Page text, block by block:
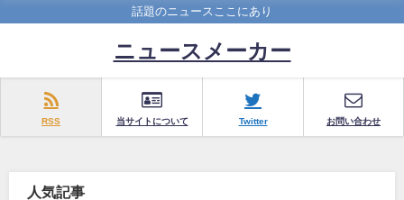
話題のニュースここにあり
ニュースメーカー
RSS 当サイトについて Twitter お問い合わせ
人気記事